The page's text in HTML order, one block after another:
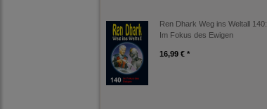
Ren Dhark Weg ins Weltall 140:
Im Fokus des Ewigen
16,99 € *